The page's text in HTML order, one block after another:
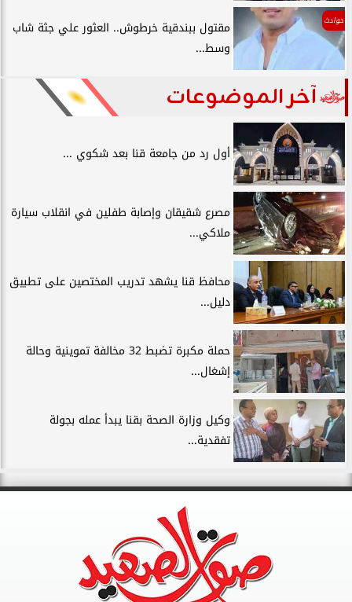
حوادث
مقتول ببندقية خرطوش.. العثور علي جثة شاب
وسط...
آخر الموضوعات
أول رد من جامعة قنا بعد شكوي ...
مصرع شقيقان وإصابة طفلين في انقلاب سيارة
ملاكي...
محافظ قنا يشهد تدريب المختصين على تطبيق
دليل...
حملة مكبرة تضبط 32 مخالفة تموينية وحالة
إشغال...
وكيل وزارة الصحة بقنا يبدأ عمله بجولة
تفقدية...